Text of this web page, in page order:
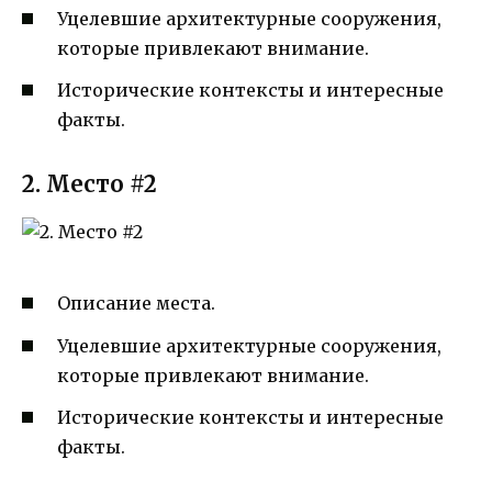
Уцелевшие архитектурные сооружения,
которые привлекают внимание.
Исторические контексты и интересные
факты.
2. Место #2
Описание места.
Уцелевшие архитектурные сооружения,
которые привлекают внимание.
Исторические контексты и интересные
факты.